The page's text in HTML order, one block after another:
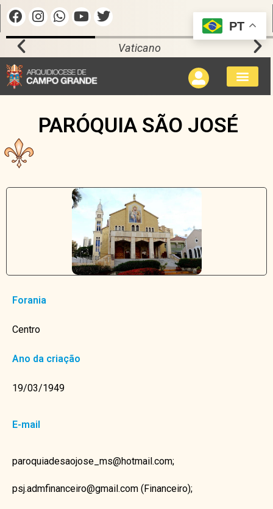
Vaticano
PARÓQUIA SÃO JOSÉ
Forania
Centro
Ano da criação
19/03/1949
E-mail
paroquiadesaojose_ms@hotmail.com;
psj.admfinanceiro@gmail.com (Financeiro);
PT